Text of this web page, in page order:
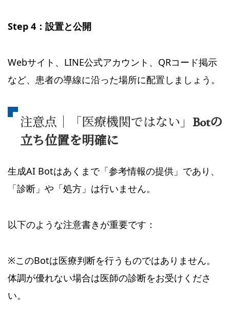
Step 4：設置と公開
Webサイト、LINE公式アカウント、QRコード掲示
など、患者の導線に沿った場所に配置しましょう。
注意点｜「医療機関ではない」 Botの
立ち位置を明確に
生成AI Botはあくまで「参考情報の提供」であり、
「診断」や「処方」は行いません。
以下のような注意書きが重要です：
※このBotは医療判断を行うものではありません。
体調が優れない場合は医師の診断をお受けくださ
い。